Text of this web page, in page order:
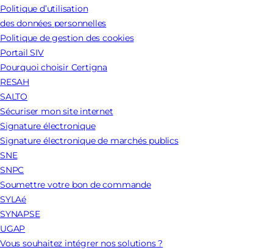
Politique d’utilisation
des données personnelles
Politique de gestion des cookies
Portail SIV
Pourquoi choisir Certigna
RESAH
SALTO
Sécuriser mon site internet
Signature électronique
Signature électronique de marchés publics
SNE
SNPC
Soumettre votre bon de commande
SYLAé
SYNAPSE
UGAP
Vous souhaitez intégrer nos solutions ?